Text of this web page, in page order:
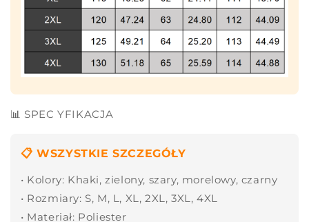
📊 SPEC YFIKACJA
📋 WSZYSTKIE SZCZEGÓŁY
• Kolory: Khaki, zielony, szary, morelowy, czarny
• Rozmiary: S, M, L, XL, 2XL, 3XL, 4XL
• Materiał: Poliester